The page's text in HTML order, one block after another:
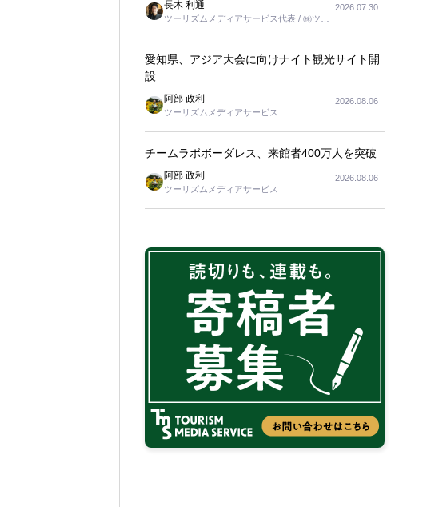
長木 利通
ツーリズムメディアサービス代表 / ㈱ツー
2026.07.30
愛知県、アジア大会に向けナイト観光サイト開
設
阿部 政利
ツーリズムメディアサービス
2026.08.06
チームラボボーダレス、来館者400万人を突破
阿部 政利
ツーリズムメディアサービス
2026.08.06